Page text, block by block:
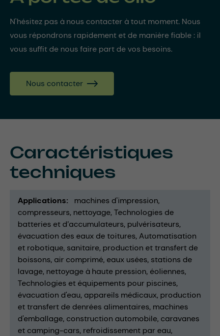
N'hésitez pas à nous contacter à tout moment. Nous
vous répondrons rapidement et de manière fiable : il
vous suffit de nous faire part de vos besoins.
Nous contacter
Caractéristiques
techniques
Applications
machines d'impression
compresseurs nettoyage Technologies de
batteries et d’accumulateurs pulvérisateurs
évacuation des eaux de toitures Automatisation
et robotique sanitaire production et transfert de
boissons air comprimé eaux usées stations de
lavage nettoyage à haute pression éoliennes
Technologies et équipements pour piscines
évacuation d'eau appareils médicaux production
et transfert de denrées alimentaires machines
d'emballage construction automobile caravanes
et camping-cars refroidissement par eau